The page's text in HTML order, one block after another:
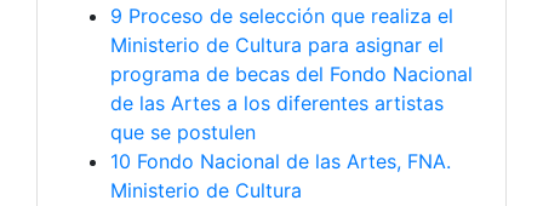
9 Proceso de selección que realiza el
Ministerio de Cultura para asignar el
programa de becas del Fondo Nacional
de las Artes a los diferentes artistas
que se postulen
10 Fondo Nacional de las Artes, FNA.
Ministerio de Cultura